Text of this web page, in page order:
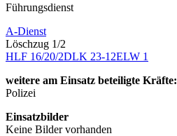
Führungsdienst
A-Dienst
Löschzug 1/2
HLF 16/20/2DLK 23-12ELW 1
weitere am Einsatz beteiligte Kräfte:
Polizei
Einsatzbilder
Keine Bilder vorhanden